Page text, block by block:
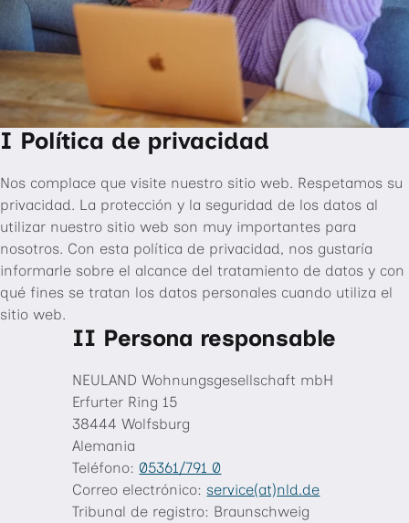
I Política de privacidad
Nos complace que visite nuestro sitio web. Respetamos su
privacidad. La protección y la seguridad de los datos al
utilizar nuestro sitio web son muy importantes para
nosotros. Con esta política de privacidad, nos gustaría
informarle sobre el alcance del tratamiento de datos y con
qué fines se tratan los datos personales cuando utiliza el
sitio web.
II Persona responsable
NEULAND Wohnungsgesellschaft mbH
Erfurter Ring 15
38444 Wolfsburg
Alemania
Teléfono: 05361/791 0
Correo electrónico: service(at)nld.de
Tribunal de registro: Braunschweig